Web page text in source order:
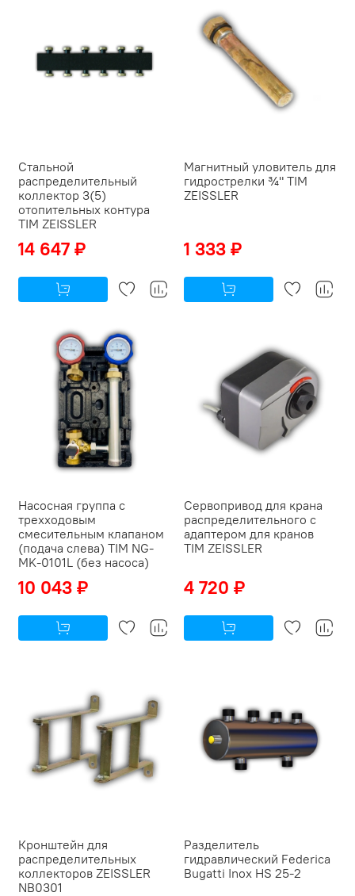
Стальной
распределительный
коллектор 3(5)
отопительных контура
TIM ZEISSLER
14 647 ₽
Магнитный уловитель для
гидрострелки ¾" TIM
ZEISSLER
1 333 ₽
Насосная группа с
трехходовым
смесительным клапаном
(подача слева) TIM NG-
MK-0101L (без насоса)
10 043 ₽
Сервопривод для крана
распределительного с
адаптером для кранов
TIM ZEISSLER
4 720 ₽
Кронштейн для
распределительных
коллекторов ZEISSLER
NB0301
Разделитель
гидравлический Federica
Bugatti Inox HS 25-2